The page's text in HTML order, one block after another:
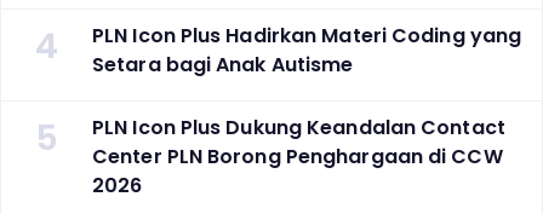
4
PLN Icon Plus Hadirkan Materi Coding yang
Setara bagi Anak Autisme
5
PLN Icon Plus Dukung Keandalan Contact
Center PLN Borong Penghargaan di CCW
2026